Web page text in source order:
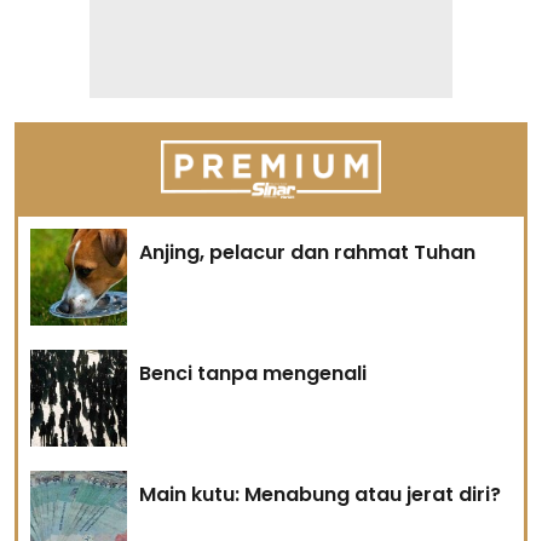
Anjing, pelacur dan rahmat Tuhan
Benci tanpa mengenali
Main kutu: Menabung atau jerat diri?